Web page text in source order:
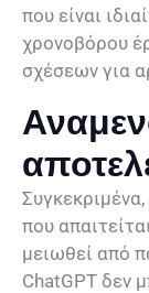
που είναι
χρονοβόρου
σχέσεων για
που
μειωθεί από
ChatGPT δεν